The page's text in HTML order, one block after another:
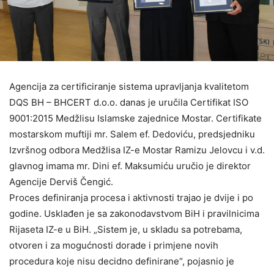
Agencija za certificiranje sistema upravljanja kvalitetom
DQS BH – BHCERT d.o.o. danas je uručila Certifikat ISO
9001:2015 Medžlisu Islamske zajednice Mostar. Certifikate
mostarskom muftiji mr. Salem ef. Dedoviću, predsjedniku
Izvršnog odbora Medžlisa IZ-e Mostar Ramizu Jelovcu i v.d.
glavnog imama mr. Dini ef. Maksumiću uručio je direktor
Agencije Derviš Čengić.
Proces definiranja procesa i aktivnosti trajao je dvije i po
godine. Usklađen je sa zakonodavstvom BiH i pravilnicima
Rijaseta IZ-e u BiH. „Sistem je, u skladu sa potrebama,
otvoren i za mogućnosti dorade i primjene novih
procedura koje nisu decidno definirane“, pojasnio je